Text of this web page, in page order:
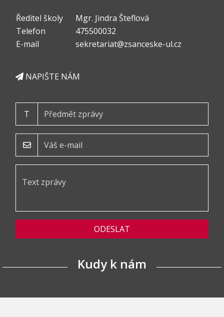
Ředitel školy
Mgr. Jindra Šteflová
Telefon
475500032
E-mail
sekretariat@zsanceske-ul.cz
NAPIŠTE NÁM
T
ODESLAT
Kudy k nám